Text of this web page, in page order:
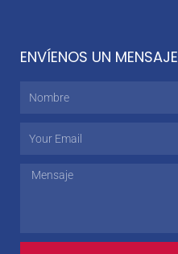
ENVÍENOS UN MENSAJE
Nombre
Mensaje